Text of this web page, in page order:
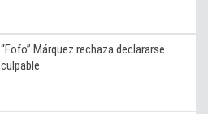
“Fofo” Márquez rechaza declararse
culpable